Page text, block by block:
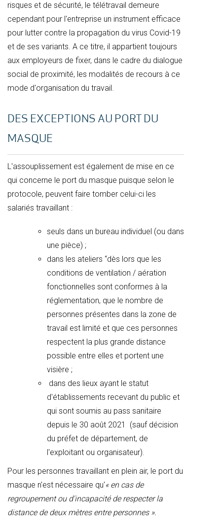
risques et de sécurité, le télétravail demeure
cependant pour l'entreprise un instrument efficace
pour lutter contre la propagation du virus Covid-19
et de ses variants. A ce titre, il appartient toujours
aux employeurs de fixer, dans le cadre du dialogue
social de proximité, les modalités de recours à ce
mode d'organisation du travail.
DES EXCEPTIONS AU PORT DU
MASQUE
L'assouplissement est également de mise en ce
qui concerne le port du masque puisque selon le
protocole, peuvent faire tomber celui-ci les
salariés travaillant :
seuls dans un bureau individuel (ou dans
une pièce) ;
dans les ateliers “dès lors que les
conditions de ventilation / aération
fonctionnelles sont conformes à la
réglementation, que le nombre de
personnes présentes dans la zone de
travail est limité et que ces personnes
respectent la plus grande distance
possible entre elles et portent une
visière ;
dans des lieux ayant le statut
d'établissements recevant du public et
qui sont soumis au pass sanitaire
depuis le 30 août 2021 (sauf décision
du préfet de département, de
l'exploitant ou organisateur).
Pour les personnes travaillant en plein air, le port du
masque n'est nécessaire qu'« en cas de
regroupement ou d'incapacité de respecter la
distance de deux mètres entre personnes ».